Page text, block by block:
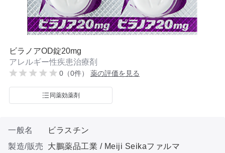
ビラノアOD錠20mg
アレルギー性疾患治療剤
0（0件） 薬の評価を見る
同薬効薬剤
一般名
ビラスチン
製造/販売
大鵬薬品工業 / Meiji Seikaファルマ